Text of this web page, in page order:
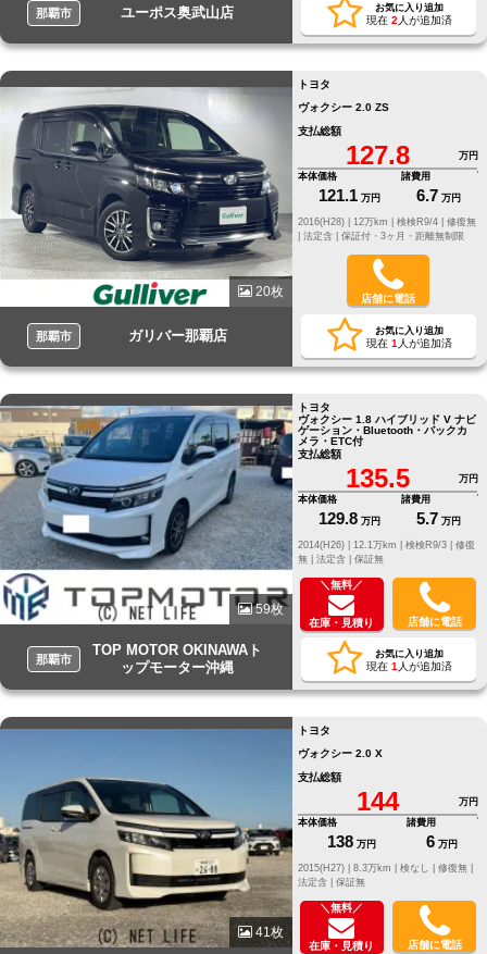
那覇市 ユーポス奥武山店 お気に入り追加
現在 2 人が追加済
20枚
那覇市 ガリバー那覇店
トヨタ
ヴォクシー 2.0 ZS
支払総額
127.8
万円
本体価格
121.1 万円
諸費用
6.7 万円
修復無
法定含 | 保証付・3ヶ月・距離無制限
店舗に電話
お気に入り追加
現在 1 人が追加済
59枚
那覇市
TOP MOTOR OKINAWAト
ップモーター沖縄
トヨタ
ヴォクシー 1.8 ハイブリッド V ナビ
ゲーション・Bluetooth・バックカ
メラ・ETC付
支払総額
135.5
万円
本体価格
129.8 万円
諸費用
5.7 万円
修復
無 | 法定含 | 保証無
＼無料／
在庫・見積り 店舗に電話
お気に入り追加
現在 1 人が追加済
41枚
トヨタ
ヴォクシー 2.0 X
支払総額
144
万円
本体価格
138 万円
諸費用
6 万円
修復無 |
法定含 | 保証無
＼無料／
在庫・見積り 店舗に電話